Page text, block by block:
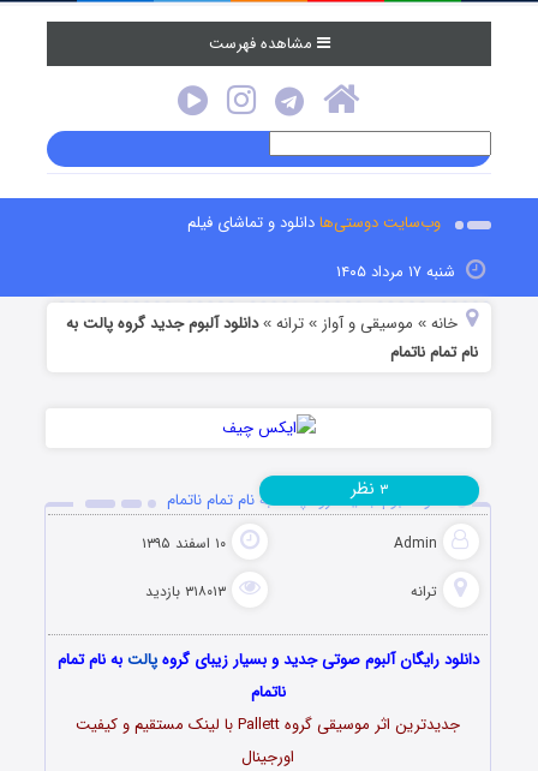
مشاهده فهرست
وب‌سایت دوستی‌هادانلود و تماشای فیلم
شنبه ۱۷ مرداد ۱۴۰۵
خانه » موسیقی و آواز »ترانه »دانلود آلبوم جدید گروه پالت به
نام تمام ناتمام
دانلود آلبوم جدید گروه پالت به نام تمام ناتمام
Admin ۱۰ اسفند ۱۳۹۵
ترانه ۳۱۸۰۱۳ بازدید
۳ نظر
دانلود رایگان آلبوم صوتی جدید و بسیار زیبای گروهپالتبه نام تمام
ناتمام
جدیدترین اثر موسیقی گروه Pallett با لینک مستقیم و کیفیت
اورجینال